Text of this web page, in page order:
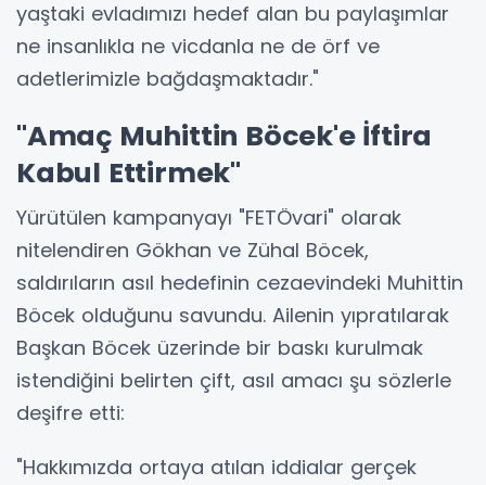
yaştaki evladımızı hedef alan bu paylaşımlar
ne insanlıkla ne vicdanla ne de örf ve
adetlerimizle bağdaşmaktadır."
"Amaç Muhittin Böcek'e İftira
Kabul Ettirmek"
Yürütülen kampanyayı "FETÖvari" olarak
nitelendiren Gökhan ve Zühal Böcek,
saldırıların asıl hedefinin cezaevindeki Muhittin
Böcek olduğunu savundu. Ailenin yıpratılarak
Başkan Böcek üzerinde bir baskı kurulmak
istendiğini belirten çift, asıl amacı şu sözlerle
deşifre etti:
"Hakkımızda ortaya atılan iddialar gerçek